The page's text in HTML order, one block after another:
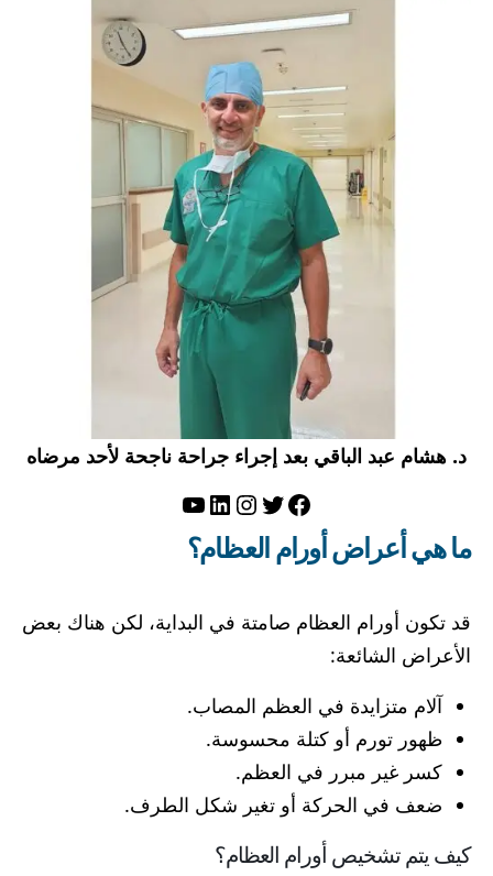
د. هشام عبد الباقي بعد إجراء جراحة ناجحة لأحد مرضاه
فيسبوك
تويترإنستجرام
لينكد إنيوتيوب
ما هي أعراض أورام العظام؟
قد تكون أورام العظام صامتة في البداية، لكن هناك بعض
الأعراض الشائعة:
آلام متزايدة في العظم المصاب.
ظهور تورم أو كتلة محسوسة.
كسر غير مبرر في العظم.
ضعف في الحركة أو تغير شكل الطرف.
كيف يتم تشخيص أورام العظام؟